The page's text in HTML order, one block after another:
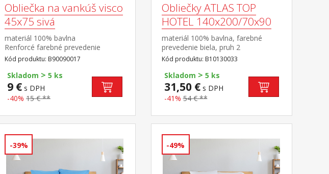
Obliečka na vankúš visco
45x75 sivá
materiál 100% bavlna
Renforcé farebné prevedenie
sivá prateľný do 60 °C
Kód produktu: B90090017
Skladom > 5 ks
9 € s DPH
-40% 15 € **
Obliečky ATLAS TOP
HOTEL 140x200/70x90
materiál 100% bavlna, farebné
prevedenie biela, pruh 2
cm rozmery: 140 × 200 cm + 70 ×
90 cm odolné, nezrážavá úprava,
hotelový uzáver prateľné do 60 °C
Kód produktu: B10130033
Skladom > 5 ks
31,50 €s DPH
-41% 54 € **
-39% -49%